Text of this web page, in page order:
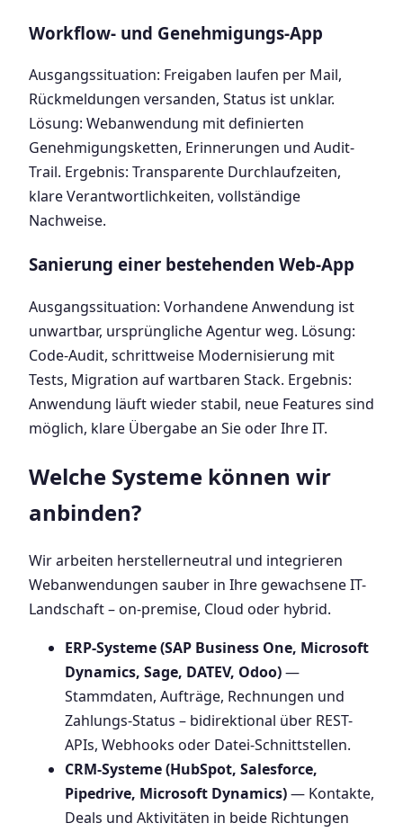
Workflow- und Genehmigungs-App
Ausgangssituation: Freigaben laufen per Mail,
Rückmeldungen versanden, Status ist unklar.
Lösung: Webanwendung mit definierten
Genehmigungsketten, Erinnerungen und Audit-
Trail. Ergebnis: Transparente Durchlaufzeiten,
klare Verantwortlichkeiten, vollständige
Nachweise.
Sanierung einer bestehenden Web-App
Ausgangssituation: Vorhandene Anwendung ist
unwartbar, ursprüngliche Agentur weg. Lösung:
Code-Audit, schrittweise Modernisierung mit
Tests, Migration auf wartbaren Stack. Ergebnis:
Anwendung läuft wieder stabil, neue Features sind
möglich, klare Übergabe an Sie oder Ihre IT.
Welche Systeme können wir
anbinden?
Wir arbeiten herstellerneutral und integrieren
Webanwendungen sauber in Ihre gewachsene IT-
Landschaft – on-premise, Cloud oder hybrid.
ERP-Systeme (SAP Business One, Microsoft
Dynamics, Sage, DATEV, Odoo)—
Stammdaten, Aufträge, Rechnungen und
Zahlungs-Status – bidirektional über REST-
APIs, Webhooks oder Datei-Schnittstellen.
CRM-Systeme (HubSpot, Salesforce,
Pipedrive, Microsoft Dynamics)— Kontakte,
Deals und Aktivitäten in beide Richtungen